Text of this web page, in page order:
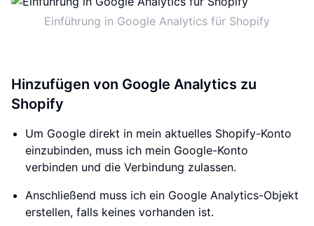
Einführung in Google Analytics für Shopify
Hinzufügen von Google Analytics zu
Shopify
Um Google direkt in mein aktuelles Shopify-Konto
einzubinden, muss ich mein Google-Konto
verbinden und die Verbindung zulassen.
Anschließend muss ich ein Google Analytics-Objekt
erstellen, falls keines vorhanden ist.